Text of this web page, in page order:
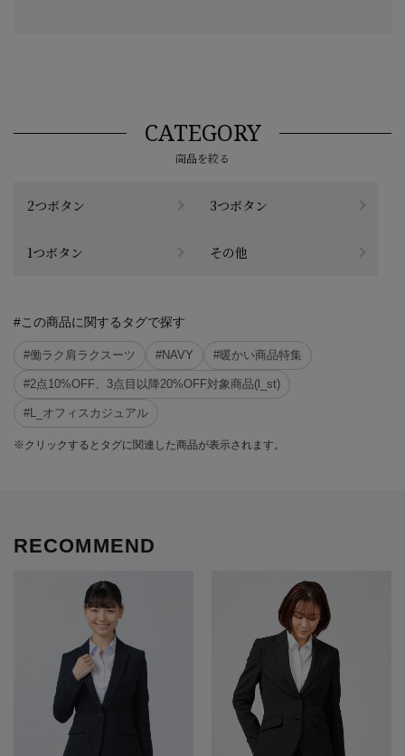
CATEGORY
商品を絞る
2つボタン 3つボタン
1つボタン その他
#この商品に関するタグで探す
#働ラク肩ラクスーツ #NAVY #暖かい商品特集
#2点10%OFF、3点目以降20%OFF対象商品(l_st)
#L_オフィスカジュアル
※クリックするとタグに関連した商品が表示されます。
RECOMMEND